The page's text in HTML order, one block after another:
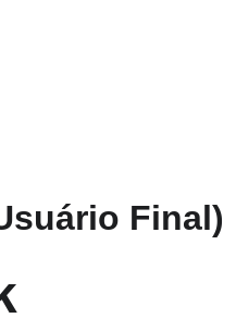
Final)